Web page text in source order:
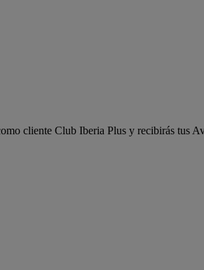
cliente Club Iberia Plus y recibirás tus